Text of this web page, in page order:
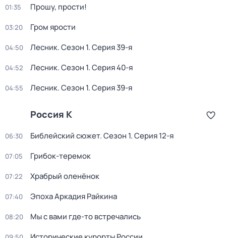
01:35 Прошу, прости!
03:20 Гром ярости
04:50 Лесник. Сезон 1. Серия 39-я
04:52 Лесник. Сезон 1. Серия 40-я
04:55 Лесник. Сезон 1. Серия 39-я
Россия К
06:30 Библейский сюжет. Сезон 1. Серия 12-я
07:05 Грибок-теремок
07:22 Храбрый оленёнок
07:40 Эпоха Аркадия Райкина
08:20 Мы с вами где-то встречались